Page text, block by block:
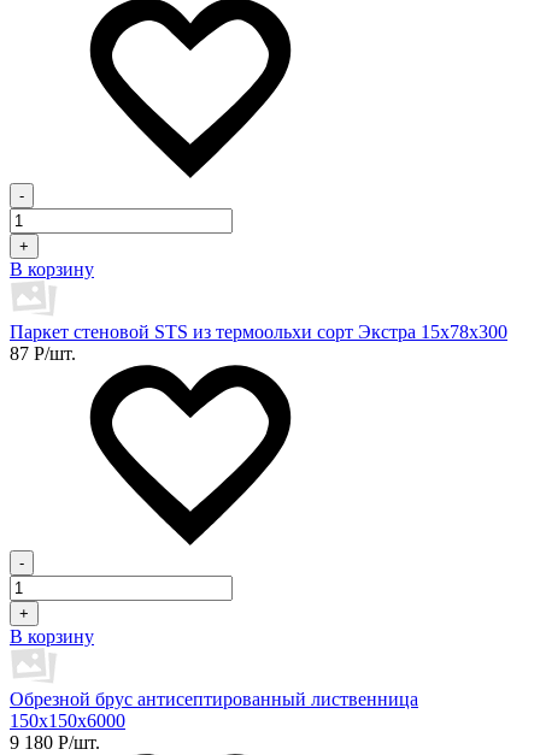
-
+
В корзину
Паркет стеновой STS из термоольхи сорт Экстра 15х78х300
87 Р/шт.
-
+
В корзину
Обрезной брус антисептированный лиственница
150х150х6000
9 180 Р/шт.